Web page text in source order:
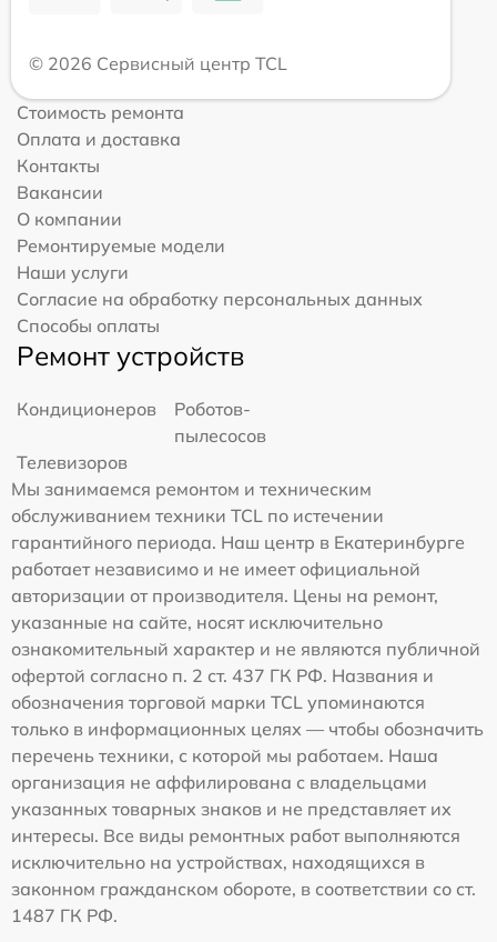
© 2026 Сервисный центр TCL
Стоимость ремонта
Оплата и доставка
Контакты
Вакансии
О компании
Ремонтируемые модели
Наши услуги
Согласие на обработку персональных данных
Способы оплаты
Ремонт устройств
Кондиционеров
Роботов-
пылесосов
Телевизоров
Мы занимаемся ремонтом и техническим
обслуживанием техники TCL по истечении
гарантийного периода. Наш центр в Екатеринбурге
работает независимо и не имеет официальной
авторизации от производителя. Цены на ремонт,
указанные на сайте, носят исключительно
ознакомительный характер и не являются публичной
офертой согласно п. 2 ст. 437 ГК РФ. Названия и
обозначения торговой марки TCL упоминаются
только в информационных целях — чтобы обозначить
перечень техники, с которой мы работаем. Наша
организация не аффилирована с владельцами
указанных товарных знаков и не представляет их
интересы. Все виды ремонтных работ выполняются
исключительно на устройствах, находящихся в
законном гражданском обороте, в соответствии со ст.
1487 ГК РФ.